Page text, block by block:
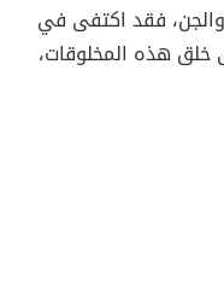
والجن، فقد اكتفى في
خلق هذه المخلوقات،